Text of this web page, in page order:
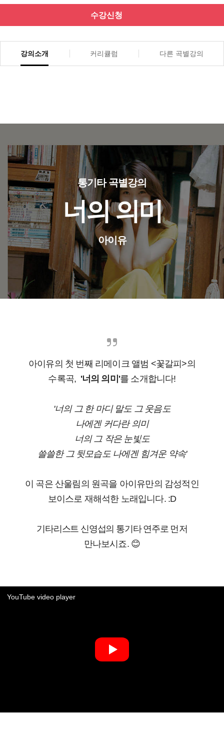
수강신청
강의소개 커리큘럼 다른 곡별강의
통기타 곡별강의
너의 의미
아이유
아이유의 첫 번째 리메이크 앨범 <꽃갈피>의
수록곡, '너의 의미'를 소개합니다!
'너의 그 한 마디 말도 그 웃음도
나에겐 커다란 의미
너의 그 작은 눈빛도
쓸쓸한 그 뒷모습도 나에겐 힘겨운 약속'
이 곡은 산울림의 원곡을 아이유만의 감성적인
보이스로 재해석한 노래입니다. :D
기타리스트 신영섭의 통기타 연주로 먼저
만나보시죠. 😊
YouTube video player